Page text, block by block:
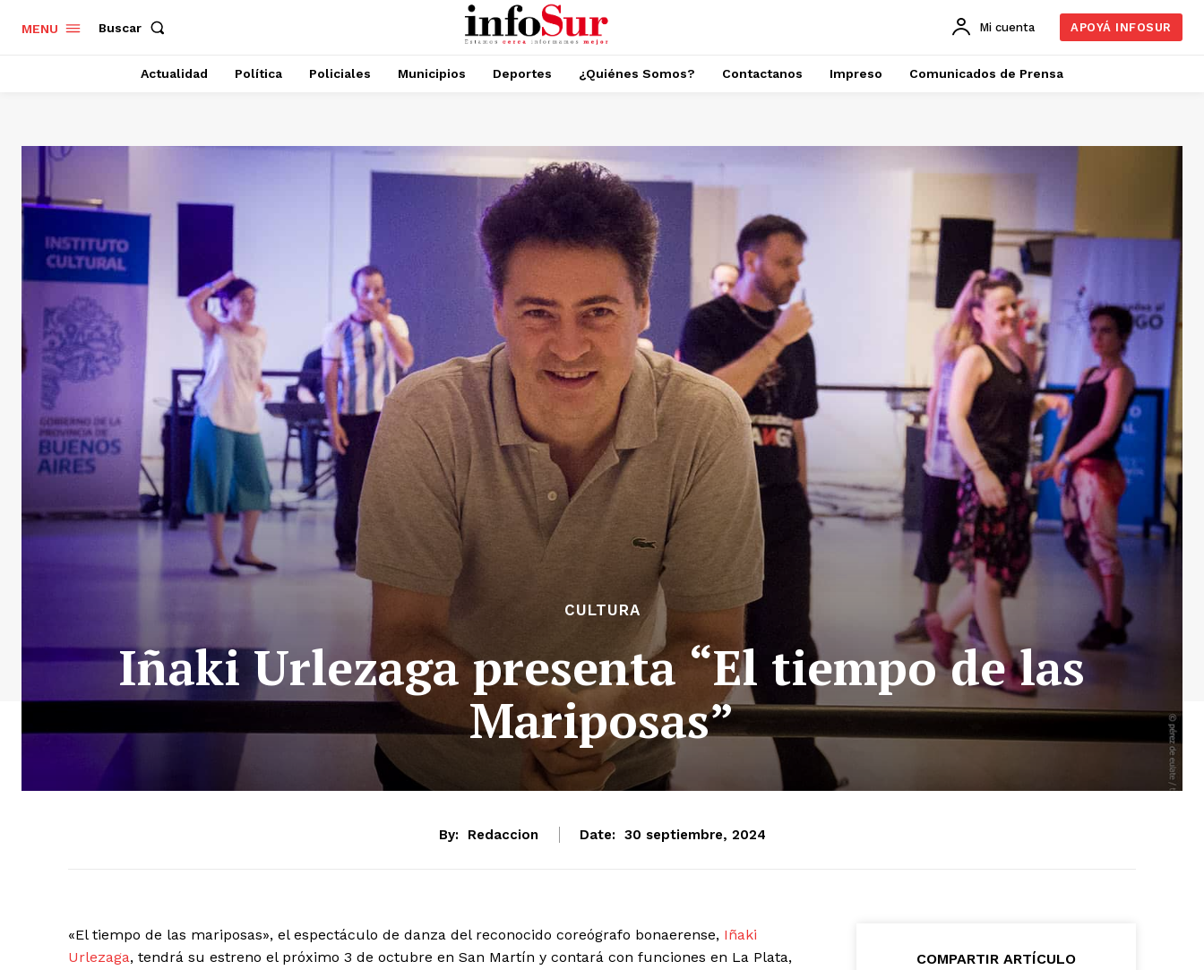
MENU Buscar Mi cuenta APOYÁ INFOSUR
Actualidad Política Policiales Municipios Deportes ¿Quiénes Somos? Contactanos Impreso Comunicados de Prensa
CULTURA
Iñaki Urlezaga presenta “El tiempo de las
Mariposas”
By: Redaccion Date: 30 septiembre, 2024
«El tiempo de las mariposas», el espectáculo de danza del reconocido coreógrafo bonaerense, Iñaki
Urlezaga, tendrá su estreno el próximo 3 de octubre en San Martín y contará con funciones en La Plata,
COMPARTIR ARTÍCULO